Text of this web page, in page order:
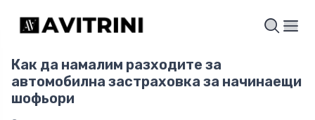
Как да намалим разходите за
автомобилна застраховка за начинаещи
шофьори